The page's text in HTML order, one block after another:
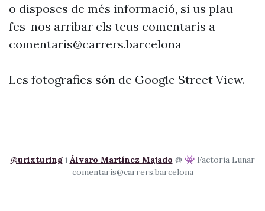
o disposes de més informació, si us plau
fes-nos arribar els teus comentaris a
comentaris@carrers.barcelona
Les fotografies són de Google Street View.
@urixturingi Álvaro Martínez Majado @ 👾 Factoria Lunar
comentaris@carrers.barcelona